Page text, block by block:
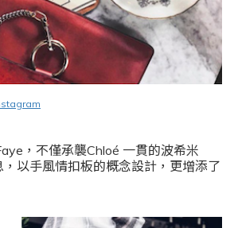
aye ， 不僅承襲Chloé 一貫的波希米
， 以手風情扣板的概念設計 ， 更增添了